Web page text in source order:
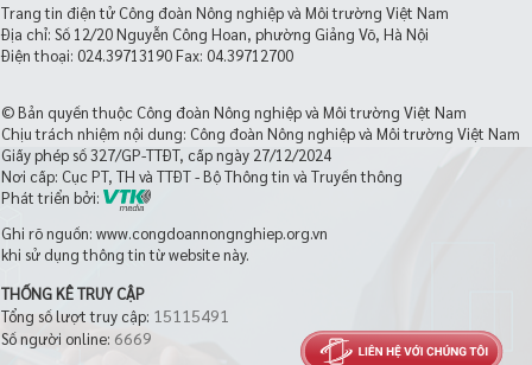
Trang tin điện tử Công đoàn Nông nghiệp và Môi trường Việt Nam
Địa chỉ: Số 12/20 Nguyễn Công Hoan, phường Giảng Võ, Hà Nội
Điện thoại: 024.39713190Fax: 04.39712700
© Bản quyền thuộc Công đoàn Nông nghiệp và Môi trường Việt Nam
Chịu trách nhiệm nội dung: Công đoàn Nông nghiệp và Môi trường Việt Nam
Giấy phép số 327/GP-TTĐT, cấp ngày 27/12/2024
Nơi cấp: Cục PT, TH và TTĐT - Bộ Thông tin và Truyền thông
Phát triển bởi:
Ghi rõ nguồn: www.congdoannongnghiep.org.vn
khi sử dụng thông tin từ website này.
THỐNG KÊ TRUY CẬP
Tổng số lượt truy cập: 15115491
Số người online: 6669